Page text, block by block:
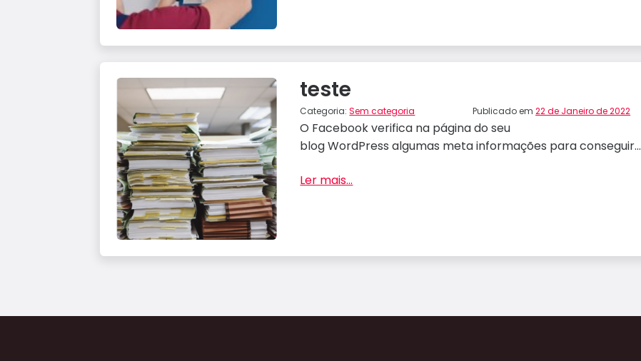
teste
Categoria:Sem categoria Publicado em22 de Janeiro de 2022
O Facebook verifica na página do seu
blog WordPress algumas meta informações para conseguir...
Ler mais...